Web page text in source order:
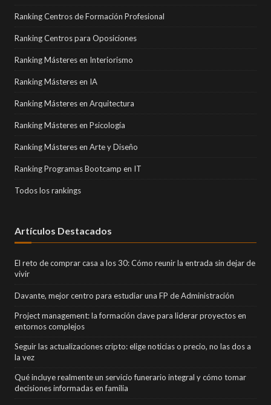
Ranking Centros de Formación Profesional
Ranking Centros para Oposiciones
Ranking Másteres en Interiorismo
Ranking Másteres en IA
Ranking Másteres en Arquitectura
Ranking Másteres en Psicología
Ranking Másteres en Arte y Diseño
Ranking Programas Bootcamp en IT
Todos los rankings
Artículos Destacados
El reto de comprar casa a los 30: Cómo reunir la entrada sin dejar de
vivir
Davante, mejor centro para estudiar una FP de Administración
Project management: la formación clave para liderar proyectos en
entornos complejos
Seguir las actualizaciones cripto: elige noticias o precio, no las dos a
la vez
Qué incluye realmente un servicio funerario integral y cómo tomar
decisiones informadas en familia